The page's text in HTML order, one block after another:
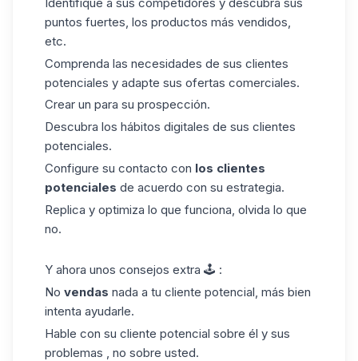
puntos fuertes, los productos más vendidos,
etc.
Comprenda las necesidades de sus clientes
potenciales y adapte sus ofertas comerciales.
Crear un para su prospección.
Descubra los hábitos digitales de sus clientes
potenciales.
Configure su contacto con los clientes
potenciales de acuerdo con su estrategia.
Replica y optimiza lo que funciona, olvida lo que
no.
Y ahora unos consejos extra 🕹️ :
No vendas nada a tu cliente potencial, más bien
intenta ayudarle.
Hable con su cliente potencial sobre él y sus
problemas , no sobre usted.